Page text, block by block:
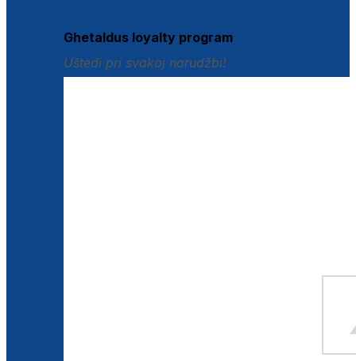
Ghetaldus loyalty program
Uštedi pri svakoj narudžbi!